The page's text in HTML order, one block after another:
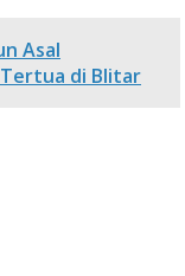
Asal
di Blitar